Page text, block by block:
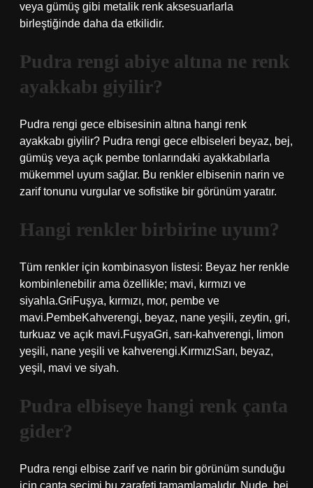
veya gümüş gibi metalik renk aksesuarlarla
birleştiğinde daha da etkilidir.
Pudra rengi abiye altına ne renk
ayakkabı giyilir?
Pudra rengi gece elbisesinin altına hangi renk
ayakkabı giyilir? Pudra rengi gece elbiseleri beyaz, bej,
gümüş veya açık pembe tonlarındaki ayakkabılarla
mükemmel uyum sağlar. Bu renkler elbisenin narin ve
zarif tonunu vurgular ve sofistike bir görünüm yaratır.
Hangi renkler birbirine uyum?
Tüm renkler için kombinasyon listesi: Beyaz her renkle
kombinlenebilir ama özellikle; mavi, kırmızı ve
siyahla.GriFuşya, kırmızı, mor, pembe ve
mavi.PembeKahverengi, beyaz, nane yeşili, zeytin, gri,
turkuaz ve açık mavi.FuşyaGri, sarı-kahverengi, limon
yeşili, nane yeşili ve kahverengi.KırmızıSarı, beyaz,
yeşil, mavi ve siyah.
Pudra elbiseye hangi renk çanta
gider?
Pudra rengi elbise zarif ve narin bir görünüm sunduğu
için çanta seçimi bu zarafeti tamamlamalıdır. Nude, bej